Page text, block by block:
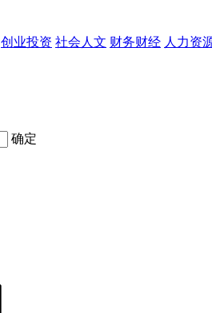
创业投资 社会人文 财务财经 人力资
确定